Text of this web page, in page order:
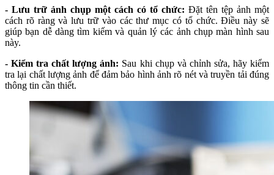
- Lưu trữ ảnh chụp một cách có tổ chức: Đặt tên tệp ảnh một
cách rõ ràng và lưu trữ vào các thư mục có tổ chức. Điều này sẽ
giúp bạn dễ dàng tìm kiếm và quản lý các ảnh chụp màn hình sau
này.
- Kiểm tra chất lượng ảnh: Sau khi chụp và chỉnh sửa, hãy kiểm
tra lại chất lượng ảnh để đảm bảo hình ảnh rõ nét và truyền tải đúng
thông tin cần thiết.